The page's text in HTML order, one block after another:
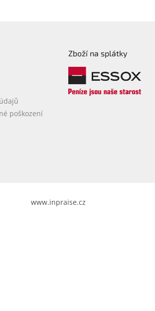
poškození
Zboží na splátky
www.inpraise.cz